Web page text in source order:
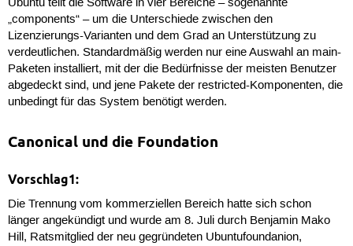
„components“ – um die Unterschiede zwischen den
Lizenzierungs-Varianten und dem Grad an Unterstützung zu
verdeutlichen. Standardmäßig werden nur eine Auswahl an main-
Paketen installiert, mit der die Bedürfnisse der meisten Benutzer
abgedeckt sind, und jene Pakete der restricted-Komponenten, die
unbedingt für das System benötigt werden.
Canonical und die Foundation
Vorschlag1:
Die Trennung vom kommerziellen Bereich hatte sich schon
länger angekündigt und wurde am 8. Juli durch Benjamin Mako
Hill, Ratsmitglied der neu gegründeten Ubuntufoundanion,